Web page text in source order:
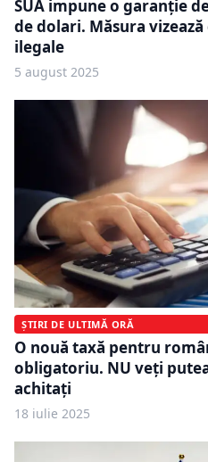
SUA impune o garanție
de dolari. Măsura
ilegale
5 august 2025
ȘTIRI DE ULTIMĂ ORĂ
O nouă taxă pentru
obligatoriu. NU veți
achitați
18 iulie 2025